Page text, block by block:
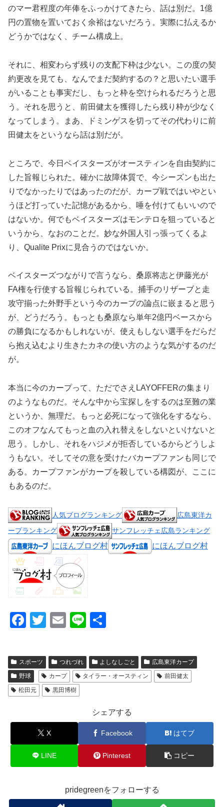
のマー君程度の年俸をふっかけてきたら、話は別だ。1億
円の置物を置いておく余裕はないだろう。実際に払えるか
どうかではなく、チーム構成上。
それに、相変わらず残りの支配下枠は少ない。この度の契
約更改を見ても、なんでまだ契約するの？と思いたい選手
がいることも事実だし、もっと枠を空けられるだろうと思
う。それを思うと、前田健太を獲得したら残り枠が少なく
なってしまう。まあ、ドミンゲスを切ってその代わりに前
田健太をというなら話は別だが。
ところで、今日ベイスターズがオースティンを自由契約に
した旨報じられた。確かに故障体質で、今シーズンも出た
りでなかったりではあったのだが、カープ戦ではいやとい
うほど打っていた記憶があるから、唾を付けてもいいので
はないか。何でもベイスターズはモンテロを狙っていると
いうから、なおのことだ。妙な外国人引っ張ってくるよ
り、Qualite Prixに見合うのではないか。
ベイスターズつながりで言うなら、桑原将志と伊藤光が
FA権を行使する旨報じられている。捕手のリザーブと走
攻守揃った外野手という今のカープの論点に嵌まると思う
が、どうだろう。もっとも桑原なら単年2億円ベースから
の勝負になるかもしれないが、使えもしない選手をだらだ
ら抱え込むより生きたカネの使い方のような気がするのだ
が。
本当に今のカープって、ただでさえLAYOFFERの集まり
のようなものだ。そんな中から宝探しをするのは至難の業
というか、無理だ。もっと必死になって強化をするなら、
このオフなんてもっと血の入れ替えをしないといけないと
思う。しかし、それをハジメが拒否しているからどうしよ
うもない。そしてその意を受けたバカープファンも同じで
ある。カープファンがカープを殺している構図が、ここに
もあるのだ。
人気ブログランキング
広島東洋カ
ープランキング
サンフレッチェ広島ランキング
にほんブログ村 にほんブログ村
F
c
e
b
o
T
tt
er
E
ail
Li
e
スポーツ つれづれ よしなしごと
広島東洋カープ
野球
カープ タイラー・オースティン
前田健太
松田元
黒田博樹
シェアする
X Facebook はてブ
LINE Pinterest コピー
pridegreenをフォローする